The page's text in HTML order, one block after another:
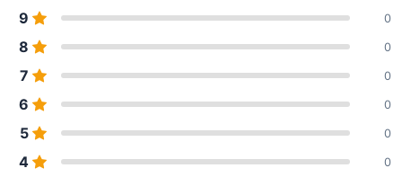
9 0
8 0
7 0
6 0
5 0
4 0